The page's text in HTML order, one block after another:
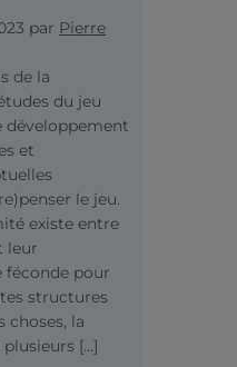
par Pierre
de la
du jeu
développement
et
le jeu.
existe entre
leur
féconde pour
structures
choses, la
[…]